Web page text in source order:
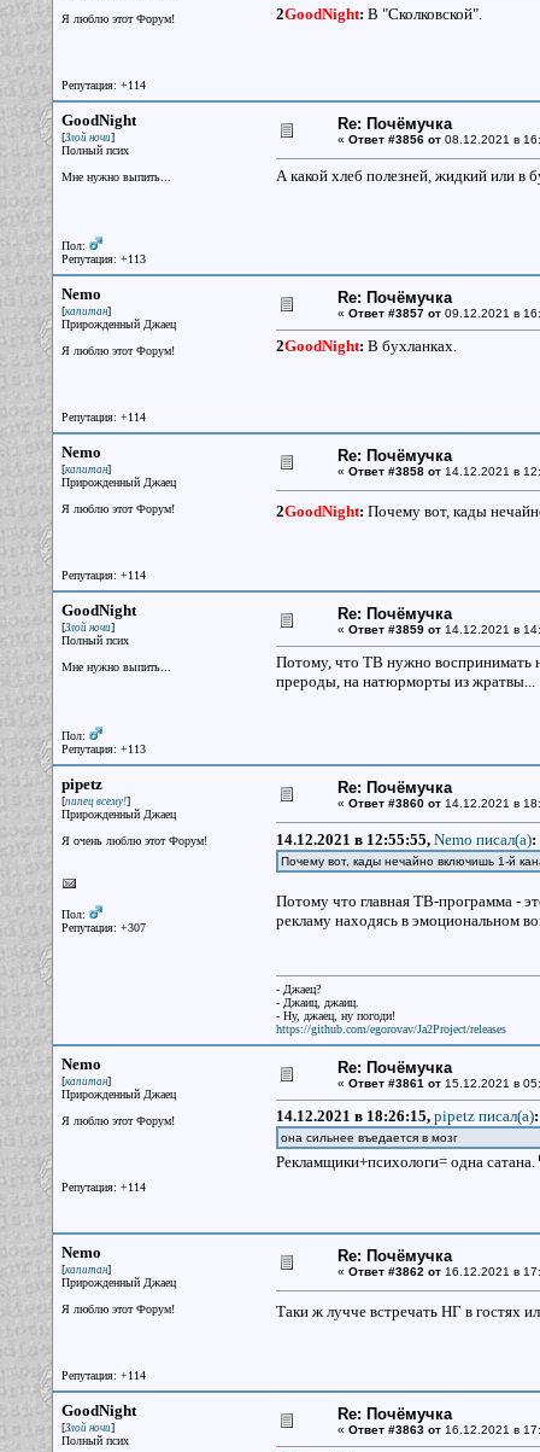
Я люблю этот Форум!
Репутация: +114
2GoodNight: В "Сколковской".
GoodNight
[Злой ночи]
Полный псих
Мне нужно выпить...
Пол:
Репутация: +113
Re: Почёмучка
« Ответ #3856 от08.12.2021 в
А какой хлеб полезней, жидкий или в
Nemo
[капитан]
Прирожденный Джаец
Я люблю этот Форум!
Репутация: +114
Re: Почёмучка
« Ответ #3857 от09.12.2021 в
2GoodNight: В бухланках.
Nemo
[капитан]
Прирожденный Джаец
Я люблю этот Форум!
Репутация: +114
Re: Почёмучка
« Ответ #3858 от14.12.2021 в
2GoodNight: Почему вот, кады
GoodNight
[Злой ночи]
Полный псих
Мне нужно выпить...
Пол:
Репутация: +113
Re: Почёмучка
« Ответ #3859 от14.12.2021 в
Потому, что ТВ нужно воспринимать
прероды, на натюрморты из жратвы...
pipetz
[пипец всему!]
Прирожденный Джаец
Я очень люблю этот Форум!
Пол:
Репутация: +307
Re: Почёмучка
« Ответ #3860 от14.12.2021 в
14.12.2021 в 12:55:55, Nemo писал(a):
Почему вот, кады нечайно включишь 1-й
Потому что главная ТВ-программа -
рекламу находясь в эмоциональном
- Джаец?
- Джаиц, джаиц.
- Ну, джаец, ну погоди!
https://github.com/egorovav/Ja2Project/releases
Nemo
[капитан]
Прирожденный Джаец
Я люблю этот Форум!
Репутация: +114
Re: Почёмучка
« Ответ #3861 от15.12.2021 в
14.12.2021 в 18:26:15, pipetz писал(a):
она сильнее въедается в мозг
Рекламщики+психологи= одна сатана.
Nemo
[капитан]
Прирожденный Джаец
Я люблю этот Форум!
Репутация: +114
Re: Почёмучка
« Ответ #3862 от16.12.2021 в
Таки ж лучче встречать НГ в гостях
GoodNight
[Злой ночи]
Полный псих
Re: Почёмучка
« Ответ #3863 от16.12.2021 в